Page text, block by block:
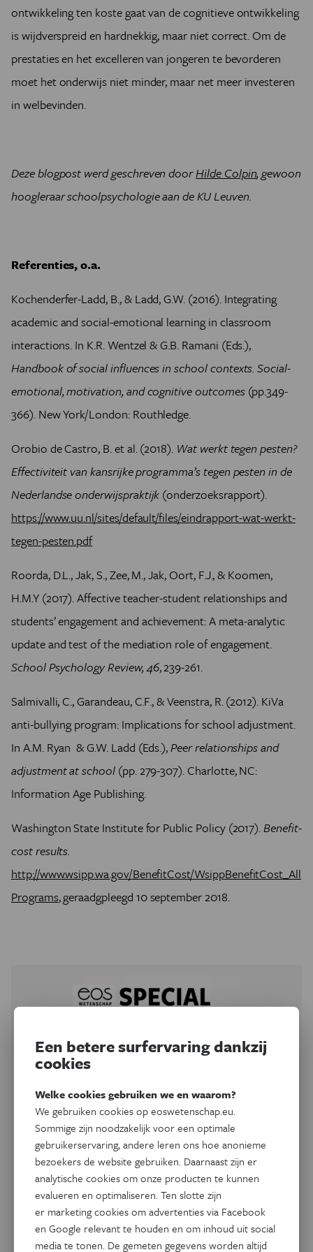
ontwikkeling ten koste gaat van de cognitieve ontwikkeling
is wijdverspreid en hardnekkig, maar niet correct. Om de
prestaties en het excelleren van jongeren te bevorderen
moet het onderwijs niet minder, maar net meer investeren
in welbevinden.
Deze blogpost werd geschreven doorHilde Colpin, gewoon
hoogleraar schoolpsychologie aan de KU Leuven.
Referenties, o.a.
Kochenderfer-Ladd, B., & Ladd, G.W. (2016). Integrating
academic and social-emotional learning in classroom
interactions. In K.R. Wentzel & G.B. Ramani (Eds.),
Handbook of social influences in school contexts. Social-
emotional, motivation, and cognitive outcomes(pp.349-
366). New York/London: Routhledge.
Orobio de Castro, B. et al. (2018). Wat werkt tegen pesten?
Effectiviteit van kansrijke programma’s tegen pesten in de
Nederlandse onderwijspraktijk (onderzoeksrapport).
https://www.uu.nl/sites/default/files/eindrapport-wat-werkt-
tegen-pesten.pdf
Roorda, D.L., Jak, S., Zee, M., Jak, Oort, F.J., & Koomen,
H.M.Y (2017). Affective teacher-student relationships and
students’ engagement and achievement: A meta-analytic
update and test of the mediation role of engagement.
School Psychology Review, 46, 239-261.
Salmivalli, C., Garandeau, C.F., & Veenstra, R. (2012). KiVa
anti-bullying program: Implications for school adjustment.
In A.M. Ryan & G.W. Ladd (Eds.),Peer relationships and
adjustment at school (pp. 279-307). Charlotte, NC:
Information Age Publishing.
Washington State Institute for Public Policy (2017).Benefit-
cost results.
http://www.wsipp.wa.gov/BenefitCost/WsippBenefitCost_All
Programs, geraadgpleegd 10 september 2018.
Digitale Special Onderwijs
Nieuwe inzichten in
Een betere surfervaring dankzij
cookies
Welke cookies gebruiken we en waarom?
We gebruiken cookies op eoswetenschap.eu.
Sommige zijn noodzakelijk voor een optimale
gebruikerservaring, andere leren ons hoe anonieme
bezoekers de website gebruiken. Daarnaast zijn er
analytische cookies om onze producten te kunnen
evalueren en optimaliseren. Ten slotte zijn
er marketing cookies om advertenties via Facebook
en Google relevant te houden en om inhoud uit social
media te tonen. De gemeten gegevens worden altijd